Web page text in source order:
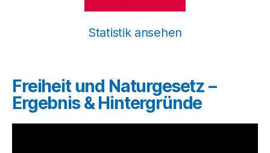
Statistik ansehen
Freiheit und Naturgesetz –
Ergebnis & Hintergründe